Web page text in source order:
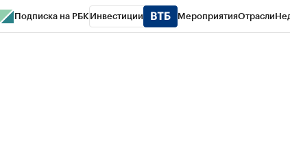
Подписка на РБК Инвестиции МероприятияОтрасли